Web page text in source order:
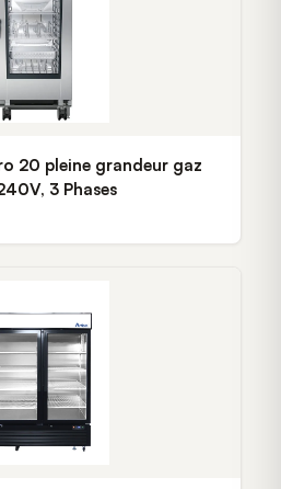
20 pleine grandeur gaz
3 Phases